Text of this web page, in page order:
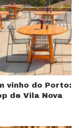
vinho do Porto:
de Vila Nova